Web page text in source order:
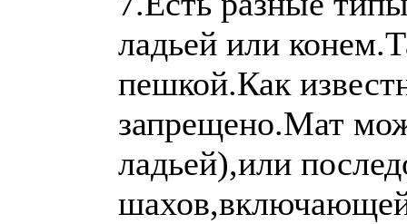
ладьей или
пешкой.Как
запрещено.Мат
ладьей),или